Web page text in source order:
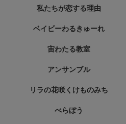
私たちが恋する理由
ベイビーわるきゅーれ
宙わたる教室
アンサンブル
リラの花咲くけものみち
べらぼう